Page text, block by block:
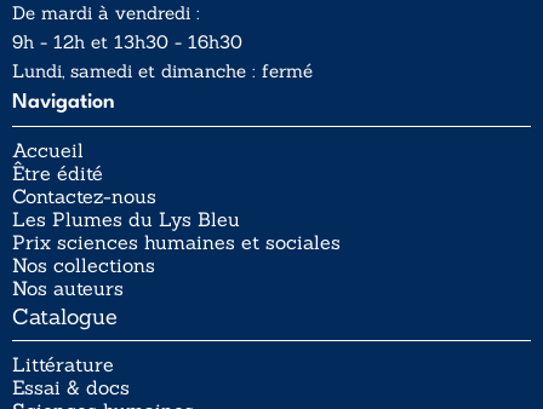
De mardi à vendredi :
9h - 12h et 13h30 - 16h30
Lundi, samedi et dimanche : fermé
Navigation
Accueil
Être édité
Contactez-nous
Les Plumes du Lys Bleu
Prix sciences humaines et sociales
Nos collections
Nos auteurs
Catalogue
Littérature
Essai & docs